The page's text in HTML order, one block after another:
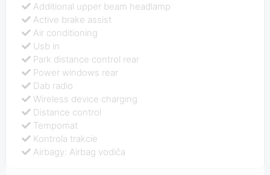
Additional upper beam headlamp
Active brake assist
Air conditioning
Usb in
Park distance control rear
Power windows rear
Dab radio
Wireless device charging
Distance control
Tempomat
Kontrola trakcie
Airbagy: Airbag vodiča